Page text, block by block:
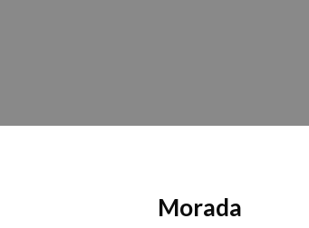
Morada